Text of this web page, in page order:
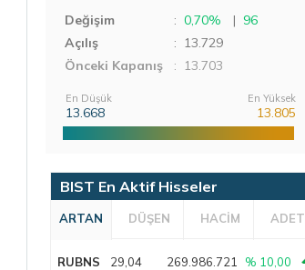
Değişim : 0,70% | 96
Açılış
: 13.729
Önceki Kapanış
: 13.703
En Düşük
13.668
En Yüksek
13.805
BIST En Aktif Hisseler
ARTAN DÜŞEN HACİM ADET
RUBNS 29,04 269.986.721 % 10,00